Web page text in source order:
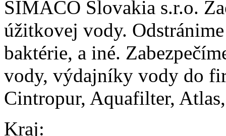
SIMACO Slovakia s.r.o.
úžitkovej vody.
baktérie, a iné.
vody, výdajníky vody do
Cintropur, Aquafilter,
Kraj: